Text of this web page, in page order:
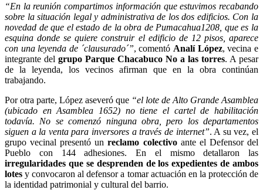
“En la reunión compartimos información que estuvimos recabando
sobre la situación legal y administrativa de los dos edificios. Con la
novedad de que el estado de la obra de Pumacahua1208, que es la
esquina donde se quiere construir el edificio de 12 pisos, aparece
con una leyenda de ´clausurado´”, comentó Analí López, vecina e
integrante del grupo Parque Chacabuco No a las torres. A pesar
de la leyenda, los vecinos afirman que en la obra continúan
trabajando.
Por otra parte, López aseveró que “el lote de Alto Grande Asamblea
(ubicado en Asamblea 1652) no tiene el cartel de habilitación
todavía. No se comenzó ninguna obra, pero los departamentos
siguen a la venta para inversores a través de internet”. A su vez, el
grupo vecinal presentó unreclamo colectivoante el Defensor del
Pueblo con 144 adhesiones. En el mismo detallaron las
irregularidades que se desprenden de los expedientes de ambos
lotes y convocaron al defensor a tomar actuación en la protección de
la identidad patrimonial y cultural del barrio.